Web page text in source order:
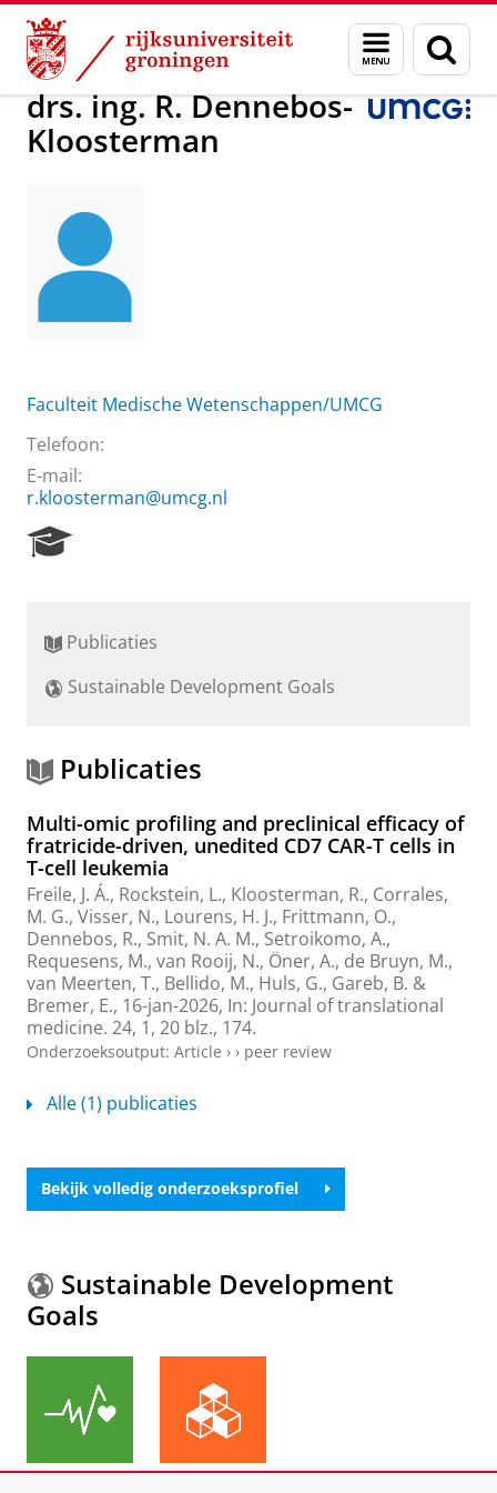
Skip
Content
Skip
Navigation
Menu
en
zoeken
Over ons drs. ing. R. Dennebos-Kloosterman
drs. ing. R. Dennebos-
Kloosterman
Faculteit Medische Wetenschappen/UMCG
Telefoon:
E-mail:
r.kloosterman@umcg.nl
r
h
r
t
l
Publicaties
Sustainable Development Goals
Publicaties
Multi-omic profiling and preclinical efficacy of
fratricide-driven, unedited CD7 CAR-T cells in
T-cell leukemia
Freile, J. Á., Rockstein, L., Kloosterman, R., Corrales,
M. G., Visser, N., Lourens, H. J., Frittmann, O.,
Dennebos, R., Smit, N. A. M., Setroikomo, A.,
Requesens, M., van Rooij, N., Öner, A., de Bruyn, M.,
van Meerten, T., Bellido, M., Huls, G., Gareb, B. &
Bremer, E., 16-jan-2026, In: Journal of translational
medicine. 24, 1, 20 blz., 174.
Onderzoeksoutput: Article › › peer review
Alle (1) publicaties
Bekijk volledig onderzoeksprofiel
Sustainable Development
Goals